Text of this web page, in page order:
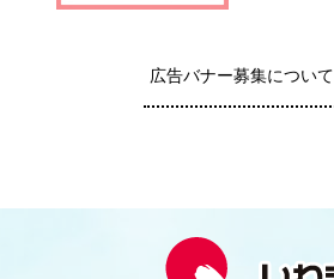
広告バナー募集について